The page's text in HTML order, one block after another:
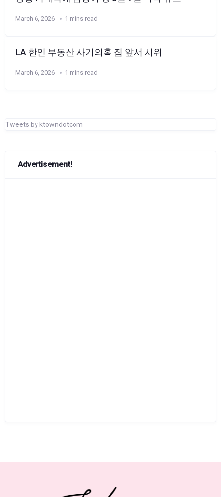
March 6, 2026 1 mins read
LA 한인 부동산 사기의혹 집 앞서 시위
March 6, 2026 1 mins read
Tweets by ktowndotcom
Advertisement!